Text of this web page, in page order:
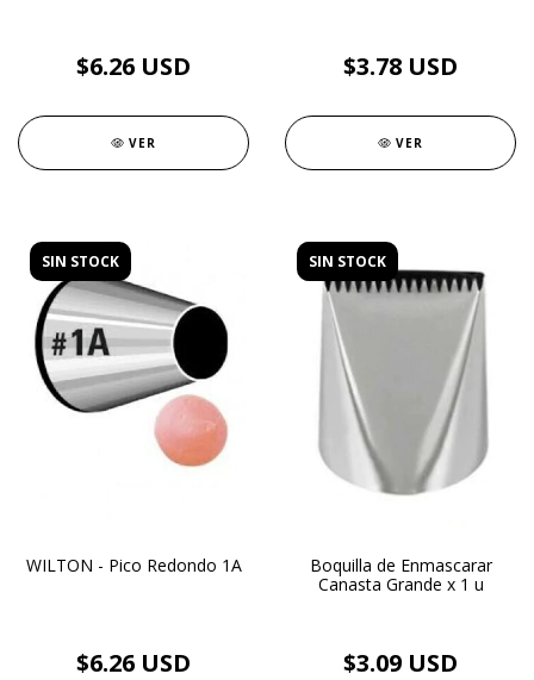
$6.26 USD
VER
$3.78 USD
VER
SIN STOCK
WILTON - Pico Redondo 1A
$6.26 USD
SIN STOCK
Boquilla de Enmascarar
Canasta Grande x 1 u
$3.09 USD